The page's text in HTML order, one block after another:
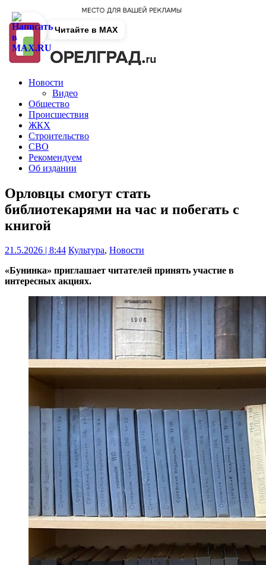
Новости
Видео
Общество
Происшествия
ЖКХ
Строительство
СВО
Рекомендуем
Об издании
Орловцы смогут стать
библиотекарями на час и побегать с
книгой
21.5.2026 | 8:44 Культура, Новости
«Бунинка» приглашает читателей принять участие в
интересных акциях.
Читайте в MAX